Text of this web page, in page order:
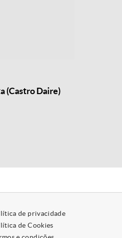
(Castro Daire)
de privacidade
de Cookies